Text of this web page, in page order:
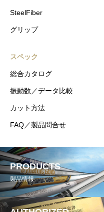
SteelFiber
グリップ
スペック
総合カタログ
振動数／データ比較
カット方法
FAQ／製品問合せ
PRODUCTS
製品情報